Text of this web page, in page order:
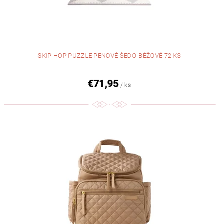
SKIP HOP PUZZLE PENOVÉ ŠEDO-BÉŽOVÉ 72 KS
€71,95 / ks